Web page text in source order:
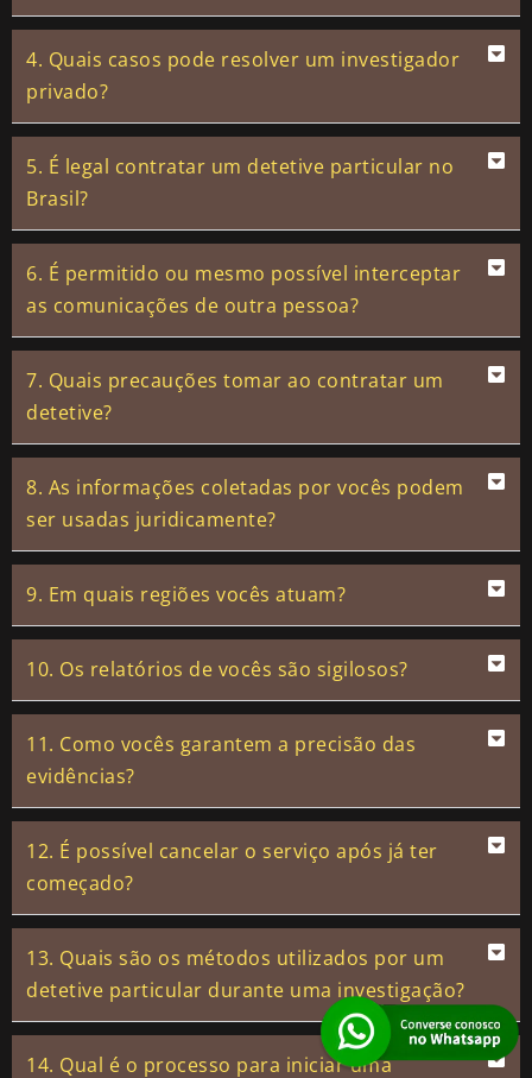
4. Quais casos pode resolver um investigador
privado?
5. É legal contratar um detetive particular no
Brasil?
6. É permitido ou mesmo possível interceptar
as comunicações de outra pessoa?
7. Quais precauções tomar ao contratar um
detetive?
8. As informações coletadas por vocês podem
ser usadas juridicamente?
9. Em quais regiões vocês atuam?
10. Os relatórios de vocês são sigilosos?
11. Como vocês garantem a precisão das
evidências?
12. É possível cancelar o serviço após já ter
começado?
13. Quais são os métodos utilizados por um
detetive particular durante uma investigação?
14. Qual é o processo para iniciar uma